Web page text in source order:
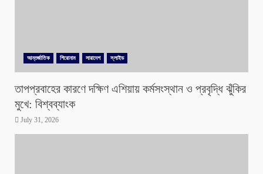
আন্তর্জাতিক শিরোনাম সারাদেশ স্লাইড
তাপপ্রবাহের কারণে দক্ষিণ এশিয়ায় কর্মসংস্থান ও প্রবৃদ্ধি ঝুঁকির
মুখে: বিশ্বব্যাংক
July 31, 2026